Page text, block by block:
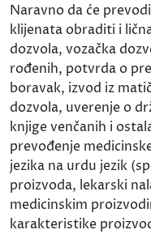
Naravno da će
klijenata obraditi i
dozvola, vozačka
rođenih, potvrda o
boravak, izvod iz
dozvola, uverenje o
knjige venčanih i
prevođenje
jezika na urdu jezik
proizvoda, lekarski
medicinskim
karakteristike